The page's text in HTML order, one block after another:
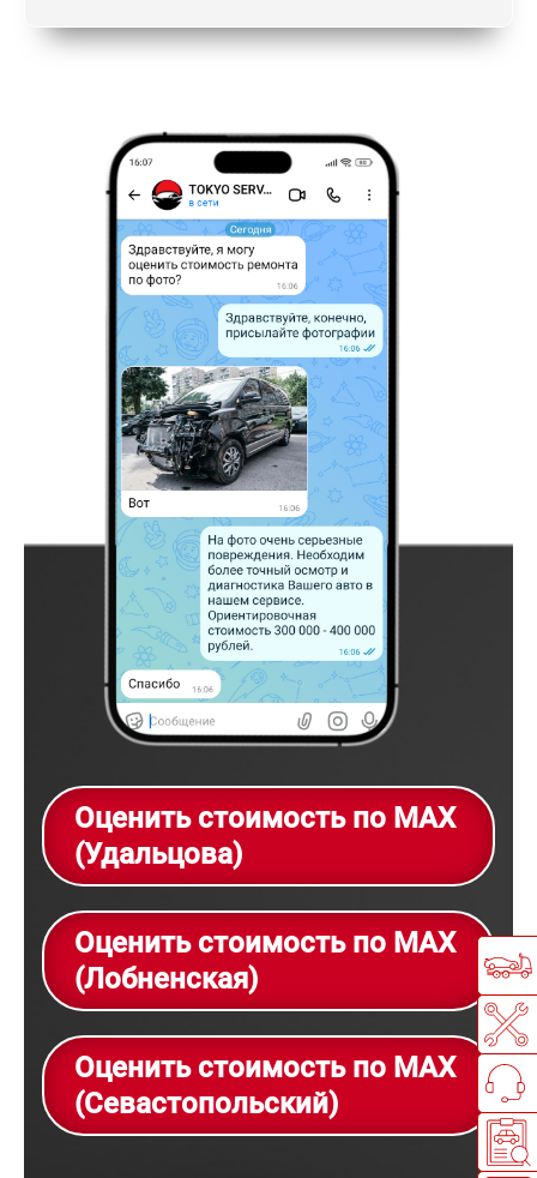
Оценить стоимость по MAX
(Удальцова)
Оценить стоимость по MAX
(Лобненская)
Оценить стоимость по MAX
(Севастопольский)